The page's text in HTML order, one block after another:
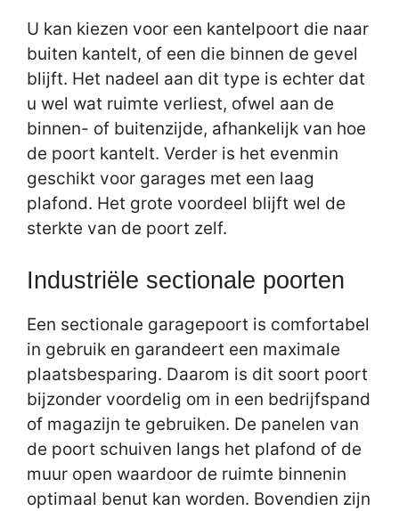
U kan kiezen voor een kantelpoort die naar
buiten kantelt, of een die binnen de gevel
blijft. Het nadeel aan dit type is echter dat
u wel wat ruimte verliest, ofwel aan de
binnen- of buitenzijde, afhankelijk van hoe
de poort kantelt. Verder is het evenmin
geschikt voor garages met een laag
plafond. Het grote voordeel blijft wel de
sterkte van de poort zelf.
Industriële sectionale poorten
Een sectionale garagepoort is comfortabel
in gebruik en garandeert een maximale
plaatsbesparing. Daarom is dit soort poort
bijzonder voordelig om in een bedrijfspand
of magazijn te gebruiken. De panelen van
de poort schuiven langs het plafond of de
muur open waardoor de ruimte binnenin
optimaal benut kan worden. Bovendien zijn